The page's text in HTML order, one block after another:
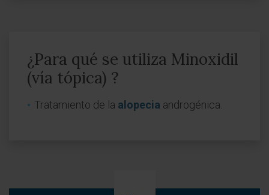
¿Para qué se utiliza Minoxidil
(vía tópica) ?
Tratamiento de la alopecia androgénica.